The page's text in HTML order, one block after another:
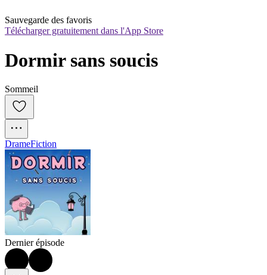
Sauvegarde des favoris
Télécharger gratuitement dans l'App Store
Dormir sans soucis
Sommeil
DrameFiction
Dernier épisode